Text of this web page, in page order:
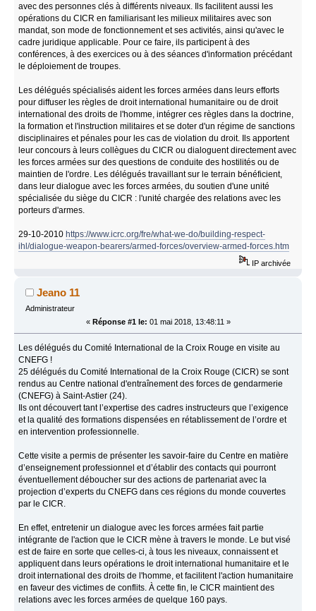
avec des personnes clés à différents niveaux. Ils facilitent aussi les
opérations du CICR en familiarisant les milieux militaires avec son
mandat, son mode de fonctionnement et ses activités, ainsi qu'avec le
cadre juridique applicable. Pour ce faire, ils participent à des
conférences, à des exercices ou à des séances d'information précédant
le déploiement de troupes.
Les délégués spécialisés aident les forces armées dans leurs efforts
pour diffuser les règles de droit international humanitaire ou de droit
international des droits de l'homme, intégrer ces règles dans la doctrine,
la formation et l'instruction militaires et se doter d'un régime de sanctions
disciplinaires et pénales pour les cas de violation du droit. Ils apportent
leur concours à leurs collègues du CICR ou dialoguent directement avec
les forces armées sur des questions de conduite des hostilités ou de
maintien de l'ordre. Les délégués travaillant sur le terrain bénéficient,
dans leur dialogue avec les forces armées, du soutien d'une unité
spécialisée du siège du CICR : l'unité chargée des relations avec les
porteurs d'armes.
29-10-2010 https://www.icrc.org/fre/what-we-do/building-respect-
ihl/dialogue-weapon-bearers/armed-forces/overview-armed-forces.htm
IP archivée
Jeano 11
Administrateur
« Réponse #1 le: 01 mai 2018, 13:48:11 »
Les délégués du Comité International de la Croix Rouge en visite au
CNEFG !
25 délégués du Comité International de la Croix Rouge (CICR) se sont
rendus au Centre national d'entraînement des forces de gendarmerie
(CNEFG) à Saint-Astier (24).
Ils ont découvert tant l’expertise des cadres instructeurs que l’exigence
et la qualité des formations dispensées en rétablissement de l’ordre et
en intervention professionnelle.
Cette visite a permis de présenter les savoir-faire du Centre en matière
d’enseignement professionnel et d’établir des contacts qui pourront
éventuellement déboucher sur des actions de partenariat avec la
projection d’experts du CNEFG dans ces régions du monde couvertes
par le CICR.
En effet, entretenir un dialogue avec les forces armées fait partie
intégrante de l'action que le CICR mène à travers le monde. Le but visé
est de faire en sorte que celles-ci, à tous les niveaux, connaissent et
appliquent dans leurs opérations le droit international humanitaire et le
droit international des droits de l'homme, et facilitent l'action humanitaire
en faveur des victimes de conflits. À cette fin, le CICR maintient des
relations avec les forces armées de quelque 160 pays.